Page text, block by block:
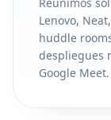
Lenovo,
huddle
despliegues
Google Meet.